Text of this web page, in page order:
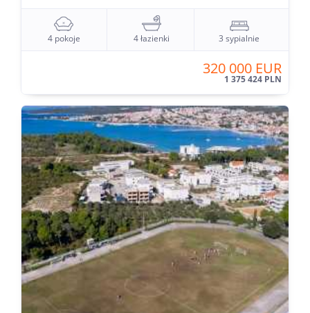
4 pokoje 4 łazienki 3 sypialnie
320 000 EUR
1 375 424 PLN